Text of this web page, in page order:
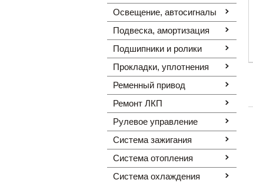
Освещение, автоcигналы
Подвеска, амортизация
Подшипники и ролики
Прокладки, уплотнения
Ременный привод
Ремонт ЛКП
Рулевое управление
Система зажигания
Система отопления
Система охлаждения